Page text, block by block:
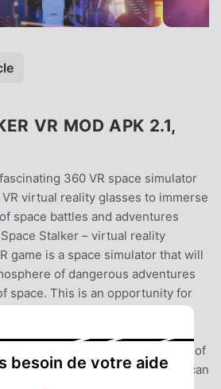
VR MOD APK 2.1,
360 VR space simulator
virtual reality glasses to immerse
space battles and adventures
Stalker – virtual reality
game is a space simulator that will
of dangerous adventures
space. This is an opportunity for
pilot in the dim and
chases through asteroid fields,
artifacts, puzzles and arsenal of
is just a small part of what you can
besoin de votre aide